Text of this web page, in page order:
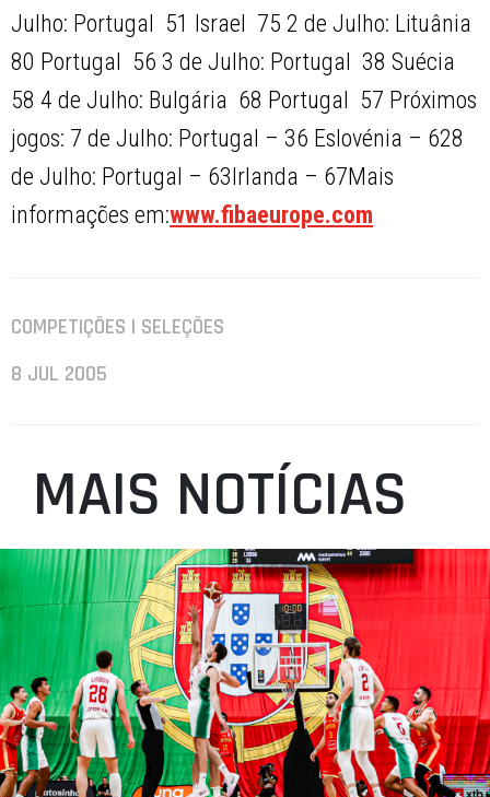
Julho: Portugal  51 Israel  75 2 de Julho: Lituânia 
80 Portugal  56 3 de Julho: Portugal  38 Suécia 
58 4 de Julho: Bulgária  68 Portugal  57 Próximos
jogos: 7 de Julho: Portugal – 36 Eslovénia – 628
de Julho: Portugal – 63Irlanda – 67Mais
informações em:www.fibaeurope.com
COMPETIÇÕES | SELEÇÕES
8 JUL 2005
MAIS NOTÍCIAS